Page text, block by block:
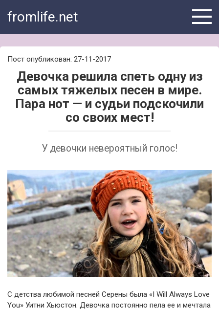
fromlife.net
Пост опубликован: 27-11-2017
Девочка решила спеть одну из
самых тяжелых песен в мире.
Пара нот — и судьи подскочили
со своих мест!
У девочки невероятный голос!
С детства любимой песней Серены была «I Will Always Love
You» Уитни Хьюстон. Девочка постоянно пела ее и мечтала